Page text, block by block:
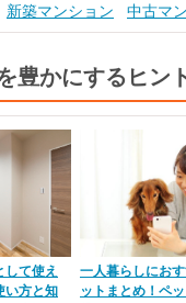
新築マンション
中古マ
豊かにするヒン
して使え
い方と知
一人暮らしにお
ットまとめ！ペ